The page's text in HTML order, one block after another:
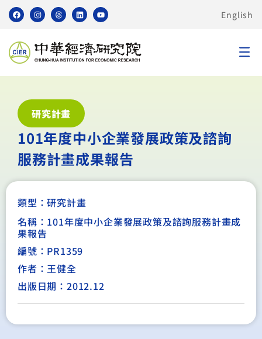
English
研究計畫
101年度中小企業發展政策及諮詢
服務計畫成果報告
類型：研究計畫
名稱：101年度中小企業發展政策及諮詢服務計畫成
果報告
編號：PR1359
作者：王健全
出版日期：2012.12